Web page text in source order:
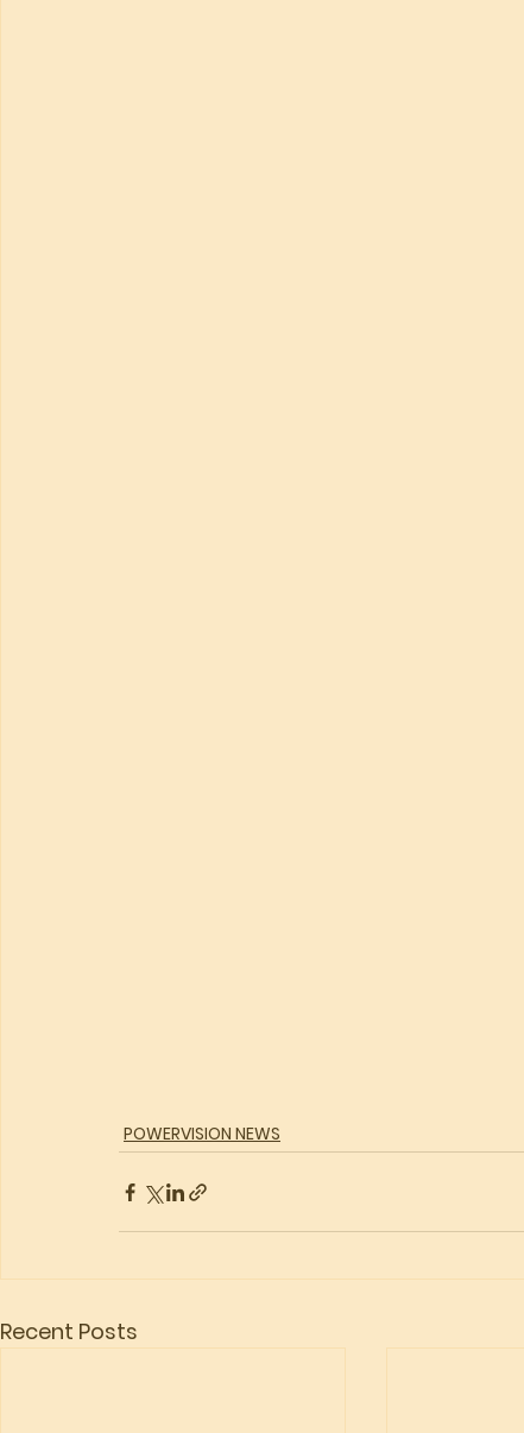
POWERVISION NEWS
Recent Posts